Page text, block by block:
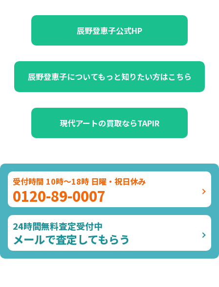
辰野登恵子公式HP
辰野登恵子についてもっと知りたい方はこちら
現代アートの買取ならTAPIR
受付時間 10時～18時 日曜・祝日休み
0120-89-0007
24時間無料査定受付中
メールで査定してもらう